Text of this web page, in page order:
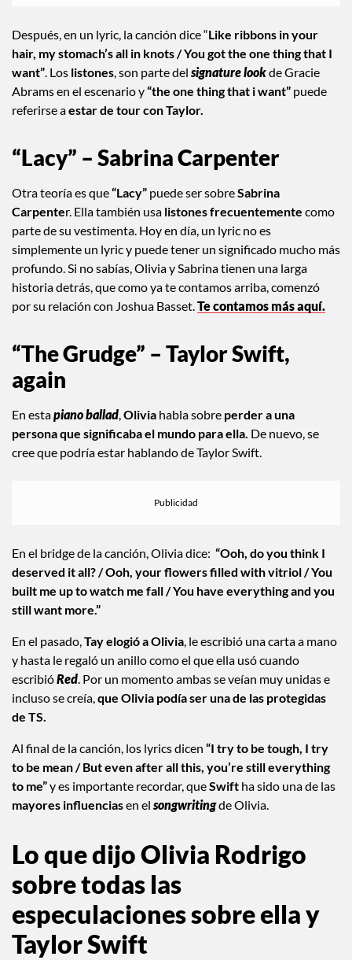
Después, en un lyric, la canción dice “Like ribbons in your
hair, my stomach’s all in knots / You got the one thing that I
want” . Los listones , son parte del signature lookde Gracie
Abrams en el escenario y“the one thing that i want” puede
referirse aestar de tour con Taylor.
“Lacy” – Sabrina Carpenter
Otra teoría es que“Lacy” puede ser sobreSabrina
Carpenter. Ella también usa listones frecuentemente como
parte de su vestimenta. Hoy en día, un lyric no es
simplemente un lyric y puede tener un significado mucho más
profundo. Si no sabías, Olivia y Sabrina tienen una larga
historia detrás, que como ya te contamos arriba, comenzó
por su relación con Joshua Basset. Te contamos más aquí.
“The Grudge” – Taylor Swift,
again
En estapiano ballad Olivia habla sobre perder a una
persona que significaba el mundo para ella. De nuevo, se
cree que podría estar hablando de Taylor Swift.
En el bridge de la canción, Olivia dice: “Ooh, do you think I
deserved it all? / Ooh, your flowers filled with vitriol / You
built me up to watch me fall / You have everything and you
still want more.”
En el pasado,Tay elogió a Olivia, le escribió una carta a mano
y hasta le regaló un anillo como el que ella usó cuando
escribióRed. Por un momento ambas se veían muy unidas e
incluso se creía,que Olivia podía ser una de las protegidas
de TS.
Al final de la canción, los lyrics dicen “I try to be tough, I try
to be mean / But even after all this, you’re still everything
to me”y es importante recordar, queSwift ha sido una de las
mayores influenciasen el songwritingde Olivia.
Lo que dijo Olivia Rodrigo
sobre todas las
especulaciones sobre ella y
Taylor Swift